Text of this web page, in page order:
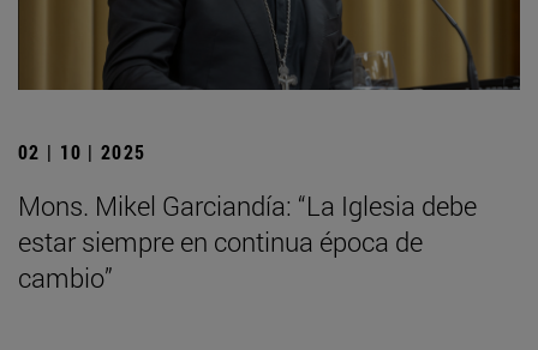
02 | 10 | 2025
Mons. Mikel Garciandía: “La Iglesia debe
estar siempre en continua época de
cambio”